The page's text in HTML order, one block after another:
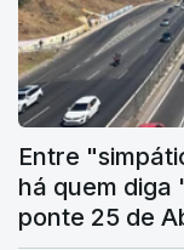
Entre
há quem
ponte 25 de